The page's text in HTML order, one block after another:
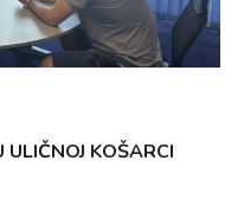
KOŠARCI